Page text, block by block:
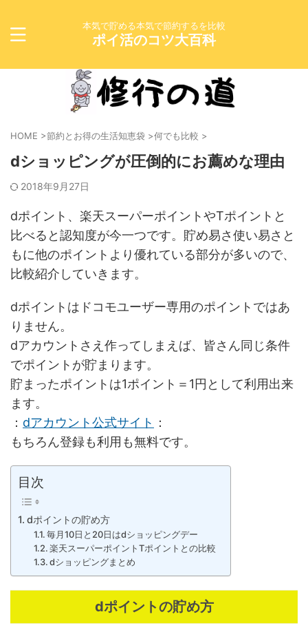
本気で貯める本気で節約するを比較
ポイ活のコツ大百科
HOME >節約とお得の生活知恵袋 >何でも比較 >
dショッピングが圧倒的にお薦めな理由
2018年9月27日
dポイント、楽天スーパーポイントやTポイントと
比べると認知度が今一つです。貯め易さ使い易さと
もに他のポイントより優れている部分が多いので、
比較紹介していきます。
dポイントはドコモユーザー専用のポイントではあ
りません。
dアカウントさえ作ってしまえば、皆さん同じ条件
でポイントが貯まります。
貯まったポイントは1ポイント＝1円として利用出来
ます。
： dアカウント公式サイト ：
もちろん登録も利用も無料です。
目次
dポイントの貯め方
毎月10日と20日はdショッピングデー
楽天スーパーポイントTポイントとの比較
dショッピングまとめ
dポイントの貯め方